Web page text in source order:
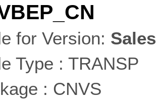
for Version: Sales
Type : TRANSP
: CNVS